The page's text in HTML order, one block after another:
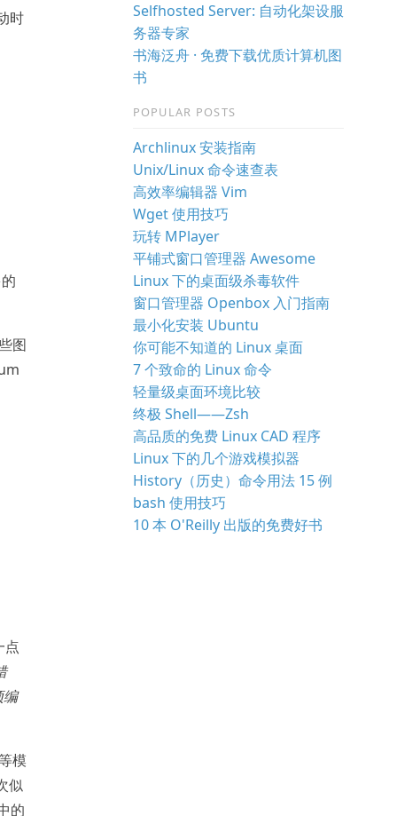
时
图
点
编
模
似
的
Selfhosted Server: 自动化架设服
务器专家
书海泛舟 · 免费下载优质计算机图
书
POPULAR POSTS
Archlinux 安装指南
Unix/Linux 命令速查表
高效率编辑器 Vim
Wget 使用技巧
玩转 MPlayer
平铺式窗口管理器 Awesome
Linux 下的桌面级杀毒软件
窗口管理器 Openbox 入门指南
最小化安装 Ubuntu
你可能不知道的 Linux 桌面
7 个致命的 Linux 命令
轻量级桌面环境比较
终极 Shell——Zsh
高品质的免费 Linux CAD 程序
Linux 下的几个游戏模拟器
History（历史）命令用法 15 例
bash 使用技巧
10 本 O'Reilly 出版的免费好书